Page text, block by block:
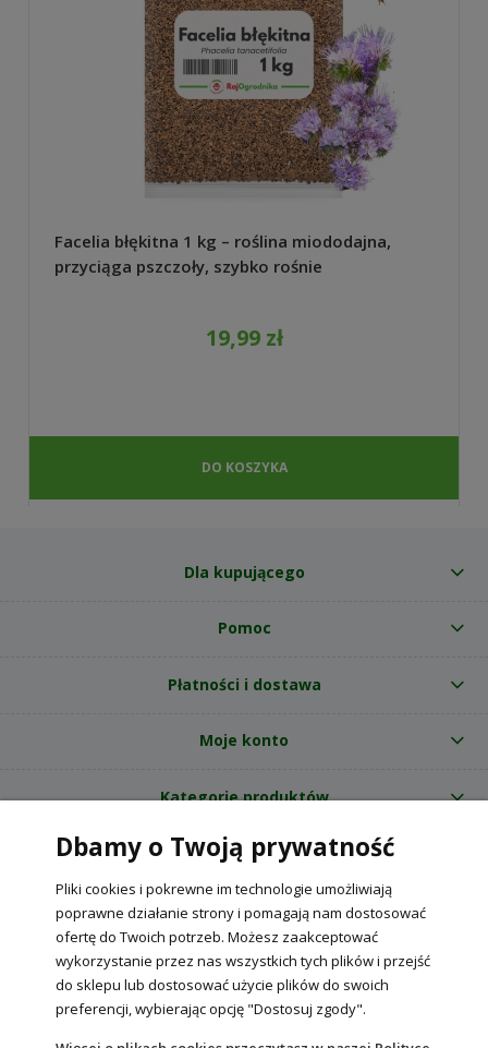
Facelia błękitna 1 kg – roślina miododajna,
przyciąga pszczoły, szybko rośnie
19,99 zł
DO KOSZYKA
Dla kupującego
Pomoc
Płatności i dostawa
Moje konto
Kategorie produktów
O nas
Internetowy sklep ogrodniczy z nasionami RajOgrodnika.pl
NIP: 6090037061, REGON: 260240470 | Czarnca, ul. Tęczowa 31, 29-100
Włoszczowa
POKAŻ PEŁNĄ WERSJĘ STRONY
Dbamy o Twoją prywatność
Pliki cookies i pokrewne im technologie umożliwiają
poprawne działanie strony i pomagają nam dostosować
ofertę do Twoich potrzeb. Możesz zaakceptować
wykorzystanie przez nas wszystkich tych plików i przejść
do sklepu lub dostosować użycie plików do swoich
preferencji, wybierając opcję "Dostosuj zgody".